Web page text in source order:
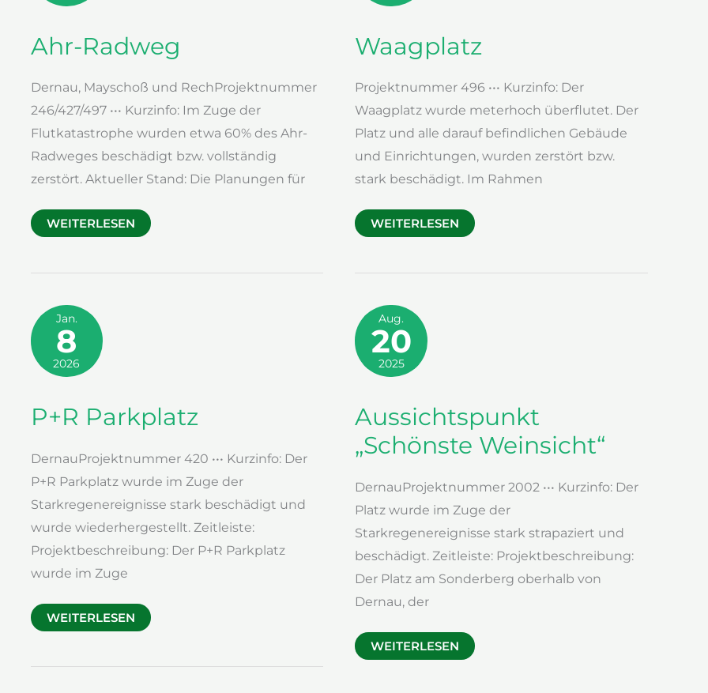
Ahr-Radweg
Dernau, Mayschoß und RechProjektnummer
246/427/497 ••• Kurzinfo: Im Zuge der
Flutkatastrophe wurden etwa 60% des Ahr-
Radweges beschädigt bzw. vollständig
zerstört. Aktueller Stand: Die Planungen für
AHR-
RADWEG
WEITERLESEN
Waagplatz
Projektnummer 496 ••• Kurzinfo: Der
Waagplatz wurde meterhoch überflutet. Der
Platz und alle darauf befindlichen Gebäude
und Einrichtungen, wurden zerstört bzw.
stark beschädigt. Im Rahmen
WAAGPLATZ
WEITERLESEN
Jan.
8
2026
P+R Parkplatz
DernauProjektnummer 420 ••• Kurzinfo: Der
P+R Parkplatz wurde im Zuge der
Starkregenereignisse stark beschädigt und
wurde wiederhergestellt. Zeitleiste:
Projektbeschreibung: Der P+R Parkplatz
wurde im Zuge
P+R
PARKPLATZ
WEITERLESEN
Aug.
20
2025
Aussichtspunkt
„Schönste Weinsicht“
DernauProjektnummer 2002 ••• Kurzinfo: Der
Platz wurde im Zuge der
Starkregenereignisse stark strapaziert und
beschädigt. Zeitleiste: Projektbeschreibung:
Der Platz am Sonderberg oberhalb von
Dernau, der
AUSSICHTSPUNKT
„SCHÖNSTE
WEITERLESEN